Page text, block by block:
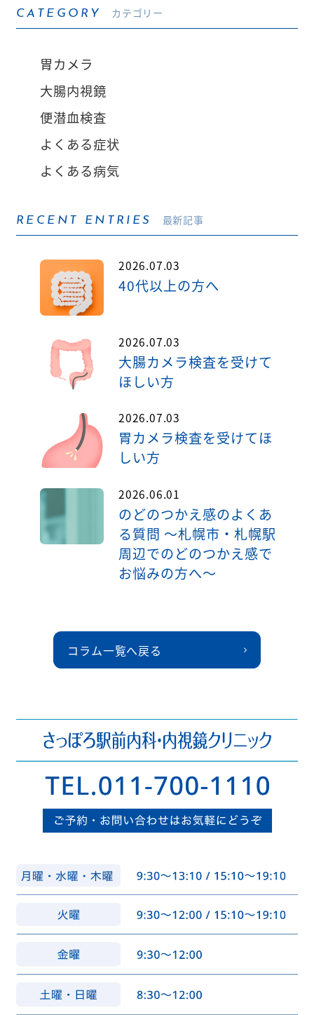
CATEGORY カテゴリー
胃カメラ
大腸内視鏡
便潜血検査
よくある症状
よくある病気
RECENT ENTRIES 最新記事
2026.07.03
40代以上の方へ
2026.07.03
大腸カメラ検査を受けて
ほしい方
2026.07.03
胃カメラ検査を受けてほ
しい方
2026.06.01
のどのつかえ感のよくあ
る質問 ～札幌市・札幌駅
周辺でのどのつかえ感で
お悩みの方へ～
コラム一覧へ戻る